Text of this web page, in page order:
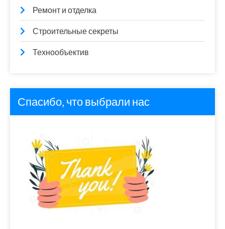
Ремонт и отделка
Строительные секреты
Технообъектив
Спасибо, что выбрали нас